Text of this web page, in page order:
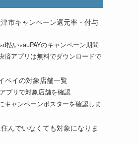
市キャンペーン還元率・付与
払い×auPAYのキャンペーン期間
済アプリは無料でダウンロードで
ペイの対象店舗一覧
プリで対象店舗を確認
キャンペーンポスターを確認しま
んでいなくても対象になりま